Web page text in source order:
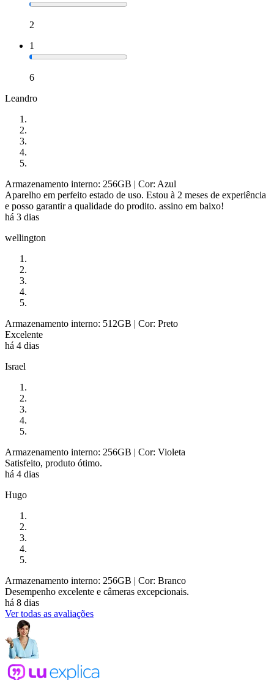
2
1
6
Leandro
Armazenamento interno: 256GB | Cor: Azul
Aparelho em perfeito estado de uso. Estou à 2 meses de experiência
e posso garantir a qualidade do prodito. assino em baixo!
há 3 dias
wellington
Armazenamento interno: 512GB | Cor: Preto
Excelente
há 4 dias
Israel
Armazenamento interno: 256GB | Cor: Violeta
Satisfeito, produto ótimo.
há 4 dias
Hugo
Armazenamento interno: 256GB | Cor: Branco
Desempenho excelente e câmeras excepcionais.
há 8 dias
Ver todas as avaliações